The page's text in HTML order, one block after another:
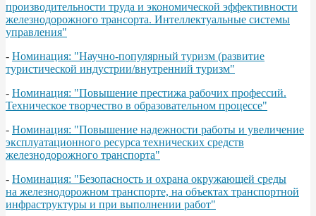
производительности труда и экономической эффективности
железнодорожного трансорта. Интеллектуальные системы
управления"
- Номинация: "Научно-популярный туризм (развитие
туристической индустрии/внутренний туризм"
- Номинация: "Повышение престижа рабочих профессий.
Техническое творчество в образовательном процессе"
- Номинация: "Повышение надежности работы и увеличение
эксплуатационного ресурса технических средств
железнодорожного транспорта"
- Номинация: "Безопасность и охрана окружающей среды
на железнодорожном транспорте, на объектах транспортной
инфраструктуры и при выполнении работ"